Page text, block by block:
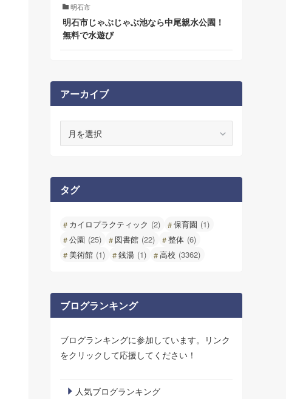
明石市
明石市じゃぶじゃぶ池なら中尾親水公園！
無料で水遊び
アーカイブ
ブ
タグ
カイロプラクティック (2) 保育園 (1)
公園 (25) 図書館 (22) 整体 (6)
美術館 (1) 銭湯 (1) 高校 (3362)
ブログランキング
ブログランキングに参加しています。リンク
をクリックして応援してください！
人気ブログランキング